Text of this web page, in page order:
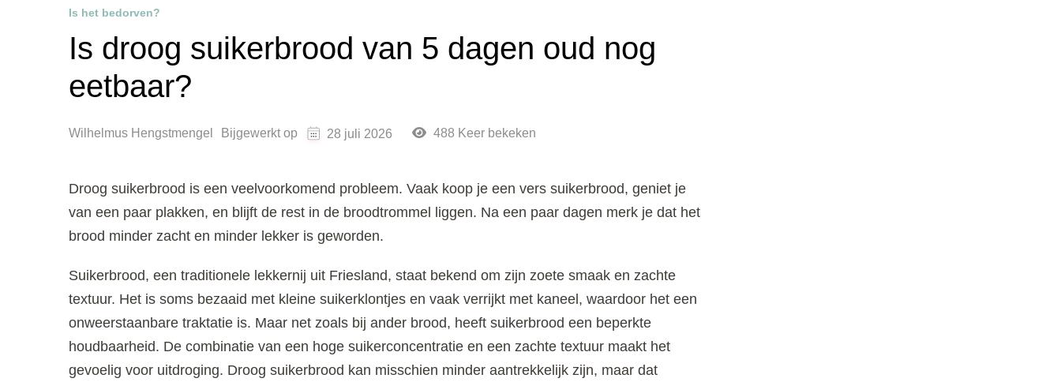
Is het bedorven?
Is droog suikerbrood van 5 dagen oud nog
eetbaar?
Wilhelmus Hengstmengel Bijgewerkt op 28 juli 2026 488 Keer bekeken
Droog suikerbrood is een veelvoorkomend probleem. Vaak koop je een vers suikerbrood, geniet je
van een paar plakken, en blijft de rest in de broodtrommel liggen. Na een paar dagen merk je dat het
brood minder zacht en minder lekker is geworden.
Suikerbrood, een traditionele lekkernij uit Friesland, staat bekend om zijn zoete smaak en zachte
textuur. Het is soms bezaaid met kleine suikerklontjes en vaak verrijkt met kaneel, waardoor het een
onweerstaanbare traktatie is. Maar net zoals bij ander brood, heeft suikerbrood een beperkte
houdbaarheid. De combinatie van een hoge suikerconcentratie en een zachte textuur maakt het
gevoelig voor uitdroging. Droog suikerbrood kan misschien minder aantrekkelijk zijn, maar dat